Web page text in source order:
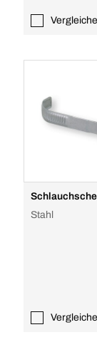
Stahl